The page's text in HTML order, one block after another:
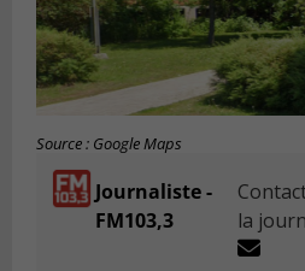
Source : Google Maps
Journaliste -
FM103,3
la